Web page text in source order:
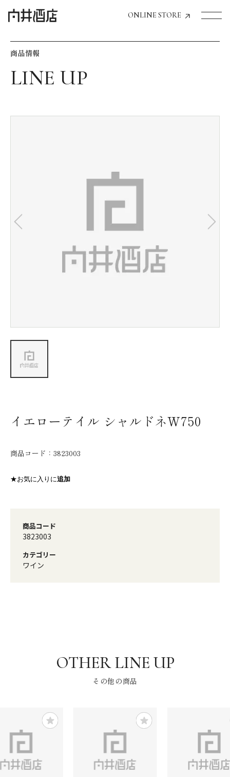
ONLINE STORE
飲食店経営のお客様
お気に入り機能の活用方法
会社情報
商品情報
イエローテイル シャルドネW750
商品コード： 3823003
★お気に入りに追加
商品コード
3823003
カテゴリー
ワイン
その他の商品